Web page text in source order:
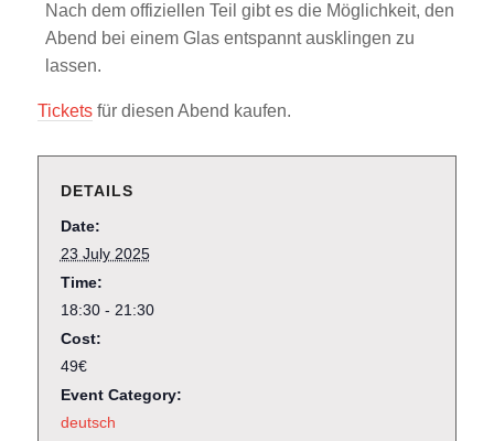
Nach dem offiziellen Teil gibt es die Möglichkeit, den
Abend bei einem Glas entspannt ausklingen zu
lassen.
Ticketsfür diesen Abend kaufen.
DETAILS
Date:
23 July 2025
Time:
18:30 - 21:30
Cost:
49€
Event Category:
deutsch